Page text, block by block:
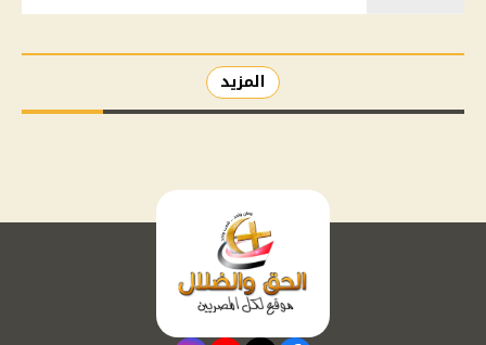
المزيد